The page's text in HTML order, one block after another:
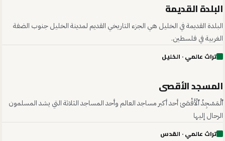
03
البلدة القديمة
البلدة القديمة في الخليل هي الجزء التاريخي القديم لمدينة الخليل جنوب الضفة
الغربية في فلسطين.
تراث عالمي· الخليل
04
المسجد الأقصى
ٱلْمَسْجِدُ ٱلْأَقْصَىٰ أحد أكبر مساجد العالم وأحد المساجد الثلاثة التي يشد المسلمون
الرحال إليها
تراث عالمي· القدس